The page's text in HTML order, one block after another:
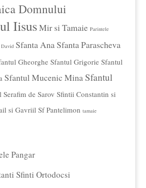
Domnului
IisusMir si Tamaie Parintele
Sfanta AnaSfanta Parascheva
Gheorghe Sfantul Grigorie Sfantul
Sfantul Mucenic Mina Sfantul
Serafim de Sarov Sfintii Constantin si
si Gavriil Sf Pantelimon tamaie
Pangar
Sfinti Ortodocsi